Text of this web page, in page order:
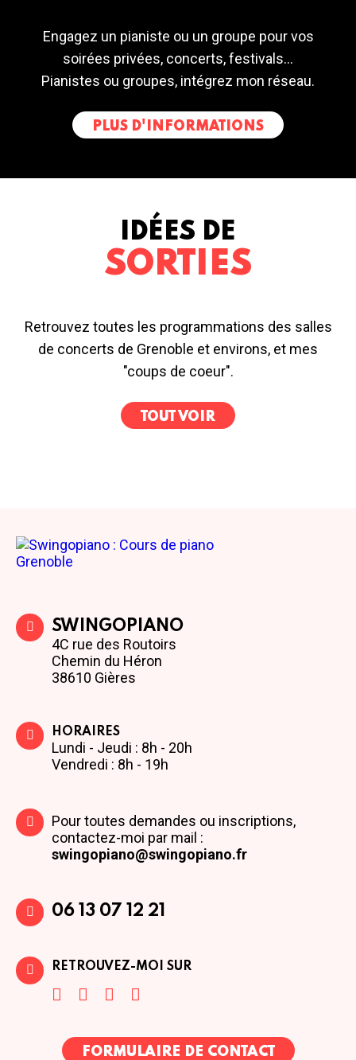
Engagez un pianiste ou un groupe pour vos
soirées privées, concerts, festivals...
Pianistes ou groupes, intégrez mon réseau.
PLUS D'INFORMATIONS
IDÉES DE
SORTIES
Retrouvez toutes les programmations des salles
de concerts de Grenoble et environs, et mes
"coups de coeur".
TOUT VOIR
SWINGOPIANO
4C rue des Routoirs
Chemin du Héron
38610 Gières
HORAIRES
Lundi - Jeudi : 8h - 20h
Vendredi : 8h - 19h
Pour toutes demandes ou inscriptions,
contactez-moi par mail :
swingopiano@swingopiano.fr
06 13 07 12 21
RETROUVEZ-MOI SUR
FORMULAIRE DE CONTACT